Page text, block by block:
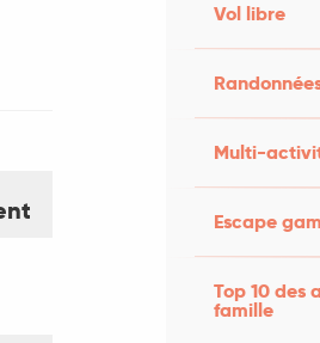
Vol libre
Multi-
Escape
Top 10 des
famille